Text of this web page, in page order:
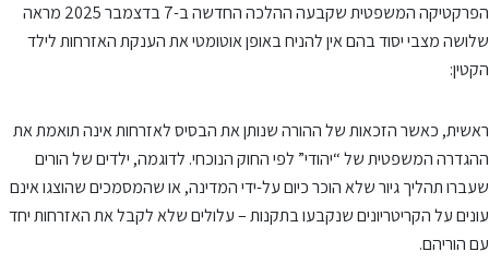
הפרקטיקה המשפטית שקבעה ההלכה החדשה ב-7 בדצמבר 2025 מראה
שלושה מצבי יסוד בהם אין להניח באופן אוטומטי את הענקת האזרחות לילד
הקטין:
ראשית, כאשר הזכאות של ההורה שנותן את הבסיס לאזרחות אינה תואמת את
ההגדרה המשפטית של “יהודי” לפי החוק הנוכחי. לדוגמה, ילדים של הורים
שעברו תהליך גיור שלא הוכר כיום על-ידי המדינה, או שהמסמכים שהוצגו אינם
עונים על הקריטריונים שנקבעו בתקנות – עלולים שלא לקבל את האזרחות יחד
עם הוריהם.